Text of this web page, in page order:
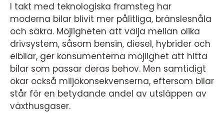
I takt med teknologiska framsteg har
moderna bilar blivit mer pålitliga, bränslesnåla
och säkra. Möjligheten att välja mellan olika
drivsystem, såsom bensin, diesel, hybrider och
elbilar, ger konsumenterna möjlighet att hitta
bilar som passar deras behov. Men samtidigt
ökar också miljökonsekvenserna, eftersom bilar
står för en betydande andel av utsläppen av
växthusgaser.